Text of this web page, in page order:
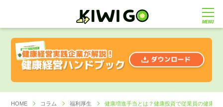
MENU
HOME コラム 福利厚生 健康増進手当とは？健康投資で従業員の健康意